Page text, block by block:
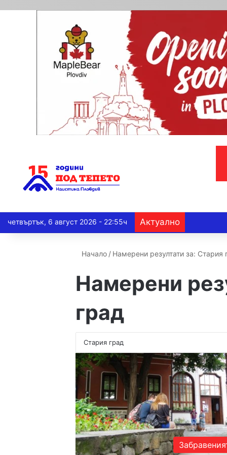
четвъртък, 6 август 2026 - 22:55ч Актуално
Начало / Намерени резултати за: Стария
Намерени
град